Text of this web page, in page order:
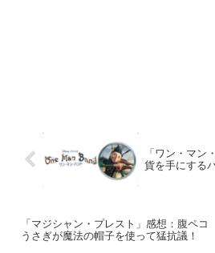
「ワン・マン
貨を手にする
「マジシャン・プレスト」感想：腹ペコ
うさぎが魔法の帽子を使って猛抗議！